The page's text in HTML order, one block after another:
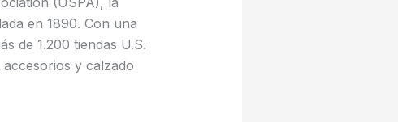
en 1890. Con una
de 1.200 tiendas U.S.
y calzado